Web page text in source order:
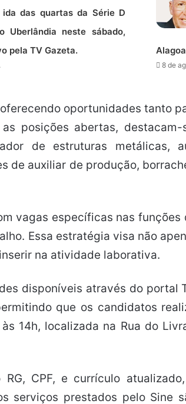
ida das quartas da Série D
Uberlândia neste sábado,
pela TV Gazeta.
8 de
oportunidades tanto
posições abertas,
de estruturas metálicas,
de auxiliar de produção,
vagas específicas nas
Essa estratégia visa não
na atividade laborativa.
disponíveis através do portal
que os candidatos
14h, localizada na Rua do
CPF, e currículo
serviços prestados pelo Sine